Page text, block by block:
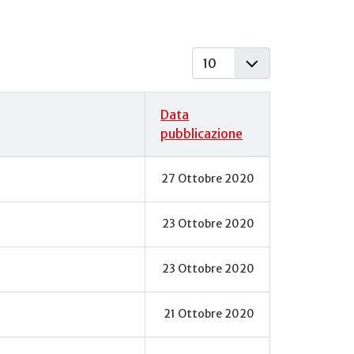
Visualizza #
Data
pubblicazione
27 Ottobre 2020
23 Ottobre 2020
23 Ottobre 2020
21 Ottobre 2020